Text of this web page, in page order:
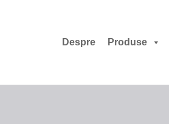
Despre Produse